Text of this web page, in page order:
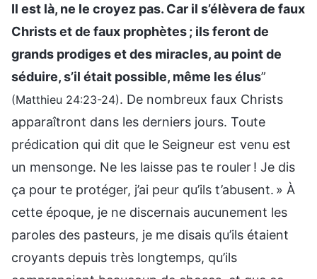
Il est là, ne le croyez pas. Car il s’élèvera de faux
Christs et de faux prophètes ; ils feront de
grands prodiges et des miracles, au point de
séduire, s’il était possible, même les élus”
(Matthieu 24:23-24). De nombreux faux Christs
apparaîtront dans les derniers jours. Toute
prédication qui dit que le Seigneur est venu est
un mensonge. Ne les laisse pas te rouler ! Je dis
ça pour te protéger, j’ai peur qu’ils t’abusent. » À
cette époque, je ne discernais aucunement les
paroles des pasteurs, je me disais qu’ils étaient
croyants depuis très longtemps, qu’ils